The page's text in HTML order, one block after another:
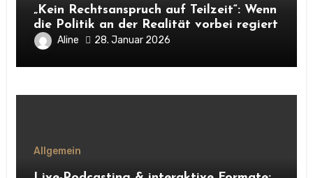
„Kein Rechtsanspruch auf Teilzeit“: Wenn
die Politik an der Realität vorbei regiert
Aline 28. Januar 2026
Allgemein